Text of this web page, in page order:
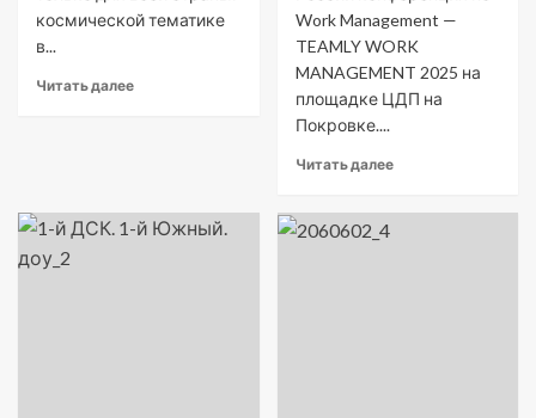
космической тематике
в...
Читать далее
Work Management —
TEAMLY WORK
MANAGEMENT 2025 на
площадке ЦДП на
Покровке....
Читать далее